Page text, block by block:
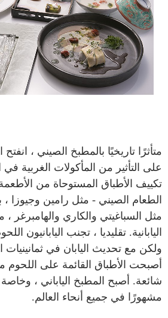
متأثرًا تاريخيًا بالمطبخ الصيني ، انفتح
على التأثير من المأكولات الغربية
تكييف الأطباق المستوحاة من
الطعام الصيني - مثل رامين وجيوزا ،
مثل السباغيتي والكاري والهامبرغر ،
اليابانية. تقليديا ، تجنب اليابانيون
ولكن مع تحديث اليابان في
أصبحت الأطباق القائمة على اللحوم
شائعة. أصبح المطبخ الياباني ،
مشهورًا في جميع أنحاء العالم.